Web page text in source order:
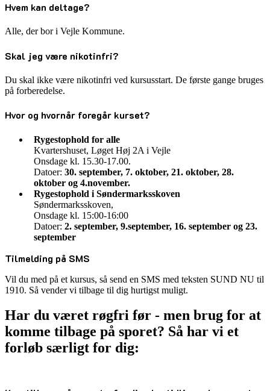
Hvem kan deltage?
Alle, der bor i Vejle Kommune.
Skal jeg være nikotinfri?
Du skal ikke være nikotinfri ved kursusstart. De første gange bruges
på forberedelse.
Hvor og hvornår foregår kurset?
Rygestophold for alle
Kvartershuset, Løget Høj 2A i Vejle
Onsdage kl. 15.30-17.00.
Datoer: 30. september, 7. oktober, 21. oktober, 28.
oktober og 4.november.
Rygestophold i Søndermarksskoven
Søndermarksskoven,
Onsdage kl. 15:00-16:00
Datoer: 2. september, 9.september, 16. september og 23.
september
Tilmelding på SMS
Vil du med på et kursus, så send en SMS med teksten SUND NU til
1910. Så vender vi tilbage til dig hurtigst muligt.
Har du været røgfri før - men brug for at
komme tilbage på sporet? Så har vi et
forløb særligt for dig: